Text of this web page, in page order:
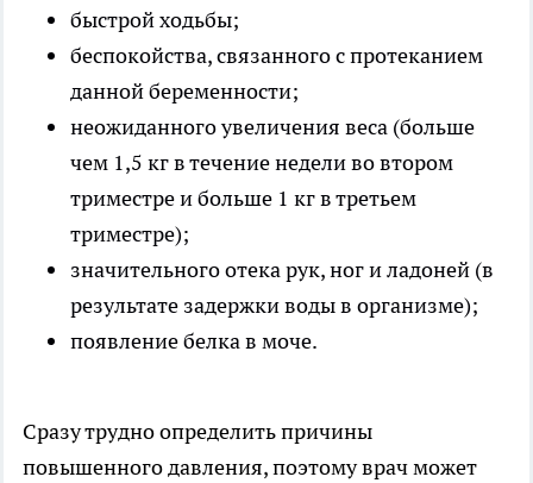
быстрой ходьбы;
беспокойства, связанного с протеканием
данной беременности;
неожиданного увеличения веса (больше
чем 1,5 кг в течение недели во втором
триместре и больше 1 кг в третьем
триместре);
значительного отека рук, ног и ладоней (в
результате задержки воды в организме);
появление белка в моче.
Сразу трудно определить причины
повышенного давления, поэтому врач может